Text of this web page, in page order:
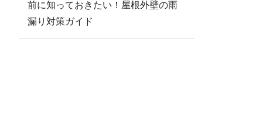
前に知っておきたい！屋根外壁の雨
漏り対策ガイド